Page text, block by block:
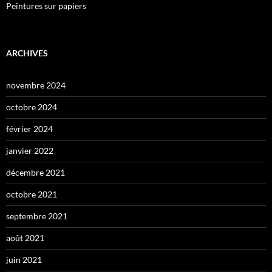
Peintures sur papiers
ARCHIVES
novembre 2024
octobre 2024
février 2024
janvier 2022
décembre 2021
octobre 2021
septembre 2021
août 2021
juin 2021